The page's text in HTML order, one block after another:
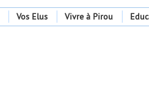
Vos Elus Vivre à Pirou